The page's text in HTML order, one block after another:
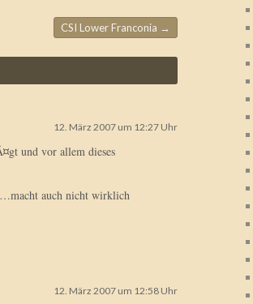
CSI Lower Franconia →
12. März 2007 um 12:27 Uhr
und vor allem dieses
auch nicht wirklich
12. März 2007 um 12:58 Uhr